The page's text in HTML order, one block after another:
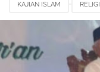
KAJIAN ISLAM RELIGI